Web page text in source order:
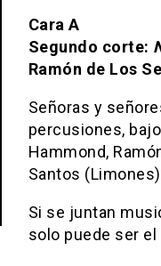
Cara A
Segundo corte:
Ramón de Los
Señoras y
percusiones,
Hammond,
Santos
Si se juntan
solo puede ser